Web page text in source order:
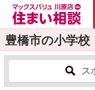
豊橋市の小学校
ス